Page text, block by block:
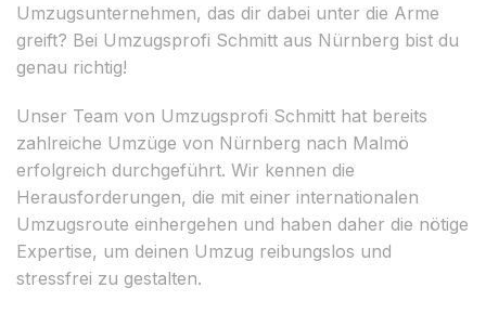
Umzugsunternehmen, das dir dabei unter die Arme
greift? Bei Umzugsprofi Schmitt aus Nürnberg bist du
genau richtig!
Unser Team von Umzugsprofi Schmitt hat bereits
zahlreiche Umzüge von Nürnberg nach Malmö
erfolgreich durchgeführt. Wir kennen die
Herausforderungen, die mit einer internationalen
Umzugsroute einhergehen und haben daher die nötige
Expertise, um deinen Umzug reibungslos und
stressfrei zu gestalten.